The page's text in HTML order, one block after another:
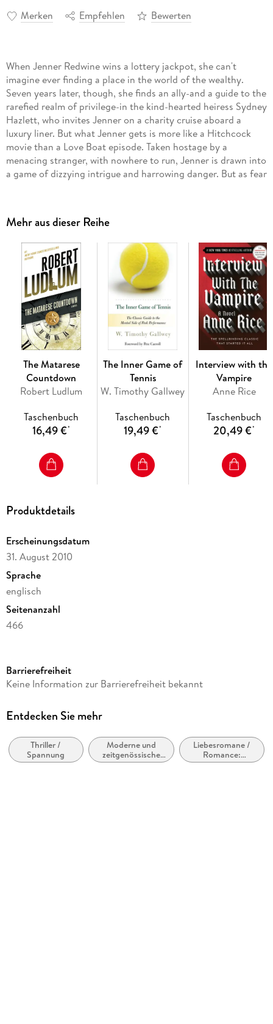
Merken Empfehlen Bewerten
When Jenner Redwine wins a lottery jackpot, she can't
imagine ever finding a place in the world of the wealthy.
Seven years later, though, she finds an ally-and a guide to the
rarefied realm of privilege-in the kind-hearted heiress Sydney
Hazlett, who invites Jenner on a charity cruise aboard a
luxury liner. But what Jenner gets is more like a Hitchcock
movie than a Love Boat episode. Taken hostage by a
menacing stranger, with nowhere to run, Jenner is drawn into
a game of dizzying intrigue and harrowing danger. But as fear
worth living. If she survives.
Mehr aus dieser Reihe
The Matarese
Countdown
Robert Ludlum
Taschenbuch
16,49 €*
The Inner Game of
Tennis
W. Timothy Gallwey
Taschenbuch
19,49 €*
Interview with the
Vampire
Anne Rice
Taschenbuch
20,49 €*
Produktdetails
Erscheinungsdatum
31. August 2010
Sprache
englisch
Seitenanzahl
466
Autor/Autorin
Verlag/Hersteller
Produktart
kartoniert
Barrierefreiheit
Keine Information zur Barrierefreiheit bekannt
Entdecken Sie mehr
Thriller /
Spannung
Moderne und
zeitgenössische
Liebesromane /
Liebesromane /
Romance:
Romantic